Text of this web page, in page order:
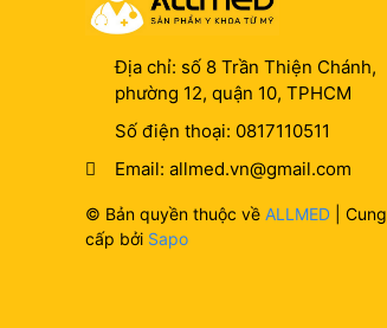
Địa chỉ: số 8 Trần Thiện Chánh,
phường 12, quận 10, TPHCM
Số điện thoại: 0817110511
Email: allmed.vn@gmail.com
© Bản quyền thuộc về ALLMED | Cung
cấp bởi Sapo